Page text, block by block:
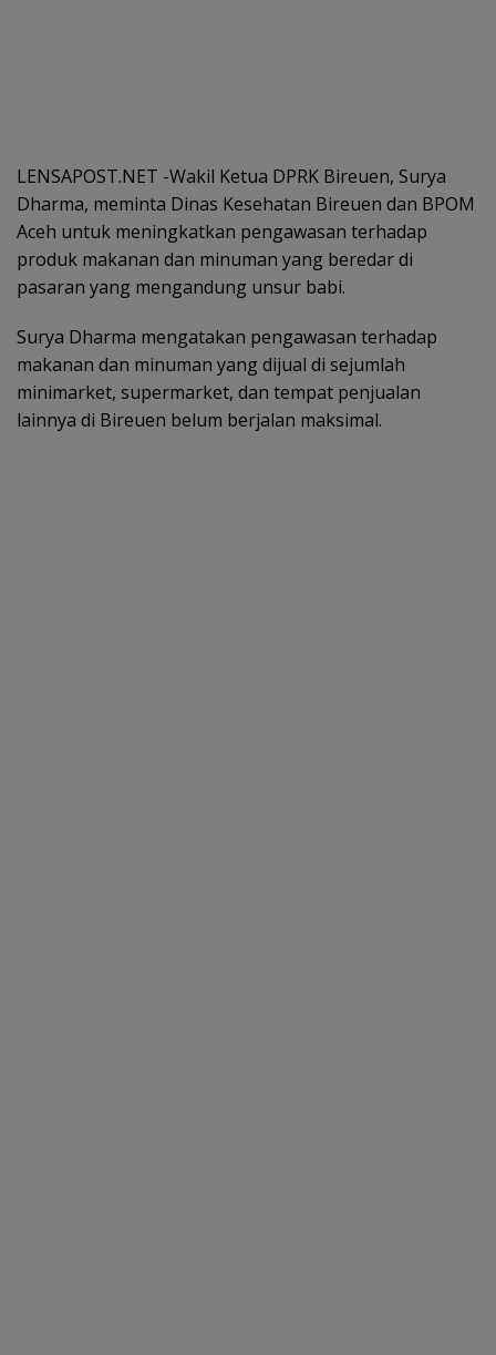
LENSAPOST.NET -Wakil Ketua DPRK Bireuen, Surya
Dharma, meminta Dinas Kesehatan Bireuen dan BPOM
Aceh untuk meningkatkan pengawasan terhadap
produk makanan dan minuman yang beredar di
pasaran yang mengandung unsur babi.
Surya Dharma mengatakan pengawasan terhadap
makanan dan minuman yang dijual di sejumlah
minimarket, supermarket, dan tempat penjualan
lainnya di Bireuen belum berjalan maksimal.